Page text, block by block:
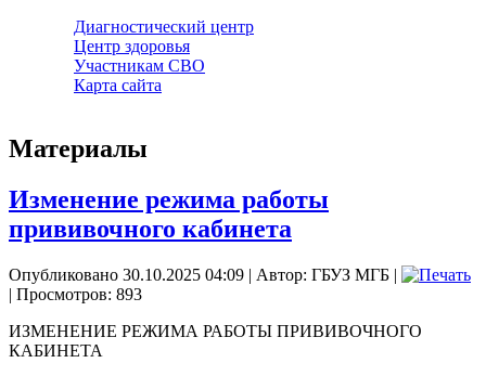
Диагностический центр
Центр здоровья
Участникам СВО
Карта сайта
Материалы
Изменение режима работы
прививочного кабинета
Опубликовано 30.10.2025 04:09 | Автор: ГБУЗ МГБ |
| Просмотров: 893
ИЗМЕНЕНИЕ РЕЖИМА РАБОТЫ ПРИВИВОЧНОГО
КАБИНЕТА